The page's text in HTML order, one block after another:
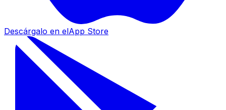
Descárgalo en elApp Store